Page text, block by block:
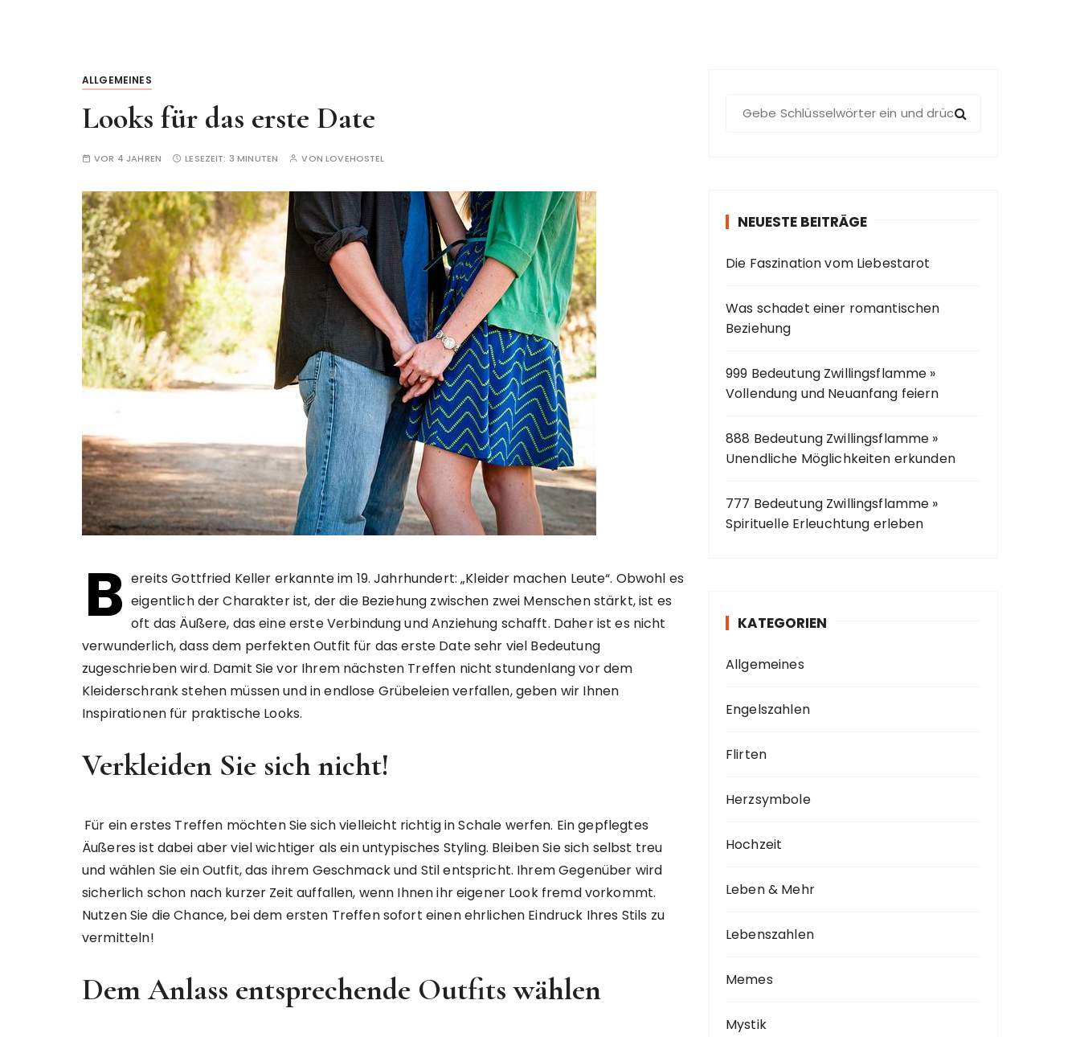
ALLGEMEINES
Looks für das erste Date
VOR 4 JAHREN LESEZEIT: 3 MINUTEN VONLOVEHOSTEL
B ereits Gottfried Keller erkannte im 19. Jahrhundert: „Kleider machen Leute“. Obwohl es
eigentlich der Charakter ist, der die Beziehung zwischen zwei Menschen stärkt, ist es
oft das Äußere, das eine erste Verbindung und Anziehung schafft. Daher ist es nicht
verwunderlich, dass dem perfekten Outfit für das erste Date sehr viel Bedeutung
zugeschrieben wird. Damit Sie vor Ihrem nächsten Treffen nicht stundenlang vor dem
Kleiderschrank stehen müssen und in endlose Grübeleien verfallen, geben wir Ihnen
Inspirationen für praktische Looks.
Verkleiden Sie sich nicht!
Für ein erstes Treffen möchten Sie sich vielleicht richtig in Schale werfen. Ein gepflegtes
Äußeres ist dabei aber viel wichtiger als ein untypisches Styling. Bleiben Sie sich selbst treu
und wählen Sie ein Outfit, das ihrem Geschmack und Stil entspricht. Ihrem Gegenüber wird
sicherlich schon nach kurzer Zeit auffallen, wenn Ihnen ihr eigener Look fremd vorkommt.
Nutzen Sie die Chance, bei dem ersten Treffen sofort einen ehrlichen Eindruck Ihres Stils zu
vermitteln!
Dem Anlass entsprechende Outfits wählen
h
NEUESTE BEITRÄGE
Die Faszination vom Liebestarot
Was schadet einer romantischen
Beziehung
999 Bedeutung Zwillingsflamme »
Vollendung und Neuanfang feiern
888 Bedeutung Zwillingsflamme »
Unendliche Möglichkeiten erkunden
777 Bedeutung Zwillingsflamme »
Spirituelle Erleuchtung erleben
KATEGORIEN
Allgemeines
Engelszahlen
Flirten
Herzsymbole
Hochzeit
Leben & Mehr
Lebenszahlen
Memes
Mystik